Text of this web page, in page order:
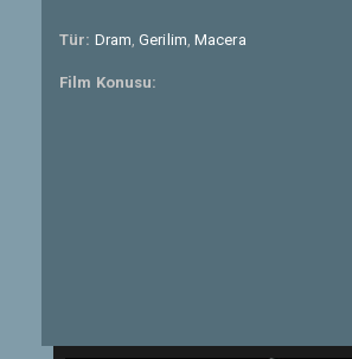
Tür: Dram,Gerilim,Macera
Film Konusu: